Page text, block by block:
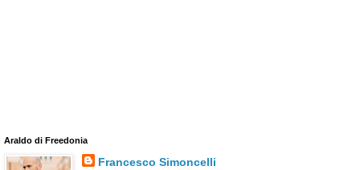
Araldo di Freedonia
Francesco Simoncelli